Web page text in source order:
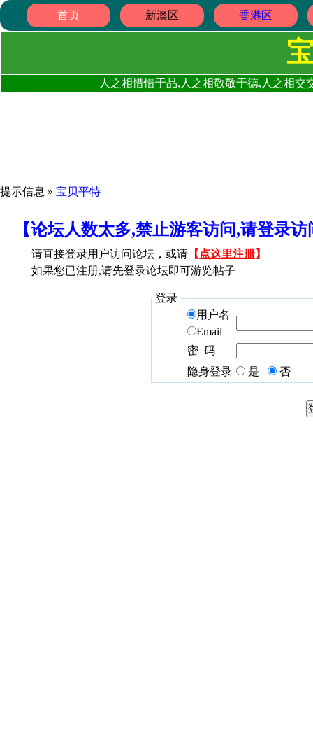
首页 新澳区 香港区
人之相惜惜于品,人之相敬敬于德,人之相
提示信息 » 宝贝平特
【论坛人数太多,禁止游客访问,请登录
请直接登录用户访问论坛，或请 【 点这里注册】
如果您已注册,请先登录论坛即可游览帖子
登录
用户名
Email
密 码
隐身登录
是 否